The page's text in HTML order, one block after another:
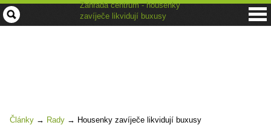
Zahrada centrum - housenky
zavíječe likvidují buxusy
Články → Rady → Housenky zavíječe likvidují buxusy